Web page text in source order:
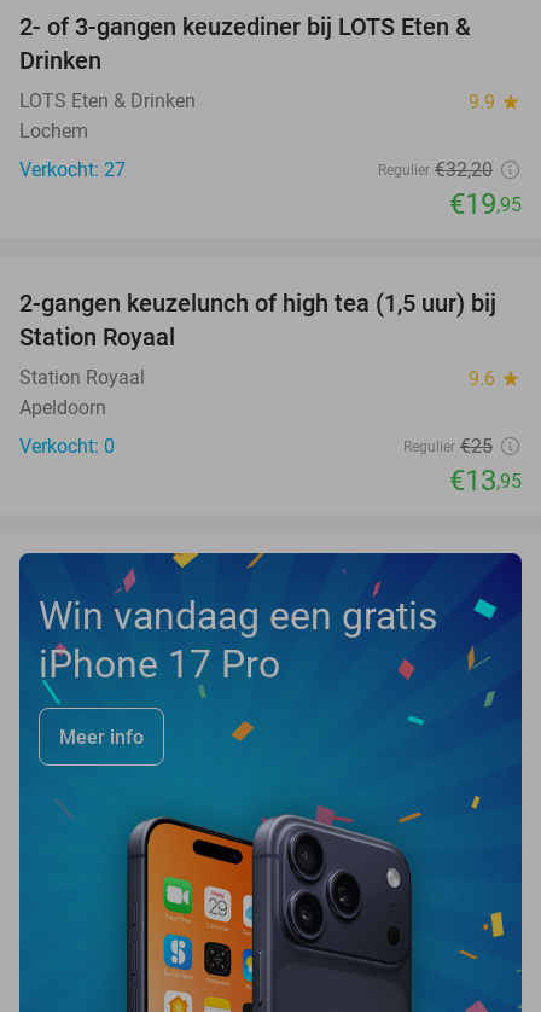
38%
TODAY
2- of 3-gangen keuzediner bij LOTS Eten &
Drinken
LOTS Eten & Drinken 9.9 star
Lochem
Verkocht: 27
Regulier €32,20
€19,95
44%
NEW
TODAY
2-gangen keuzelunch of high tea (1,5 uur) bij
Station Royaal
Station Royaal 9.6 star
Apeldoorn
Verkocht: 0
Regulier €25
€13,95
Win vandaag een gratis
iPhone 17 Pro
Meer info